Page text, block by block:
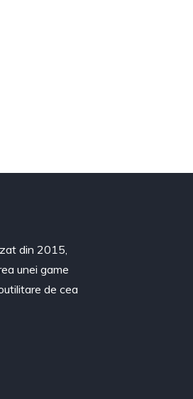
din 2015,
unei game
de cea